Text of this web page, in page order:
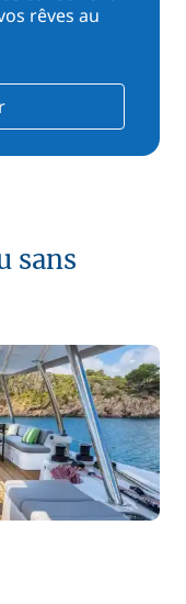
rêves au
sans